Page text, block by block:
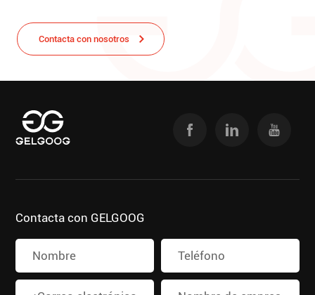
Contacta con nosotros
Contacta con GELGOOG